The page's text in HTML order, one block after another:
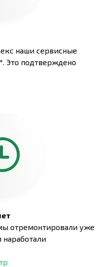
наши сервисные
Это подтверждено
отремонтировали уже
наработали